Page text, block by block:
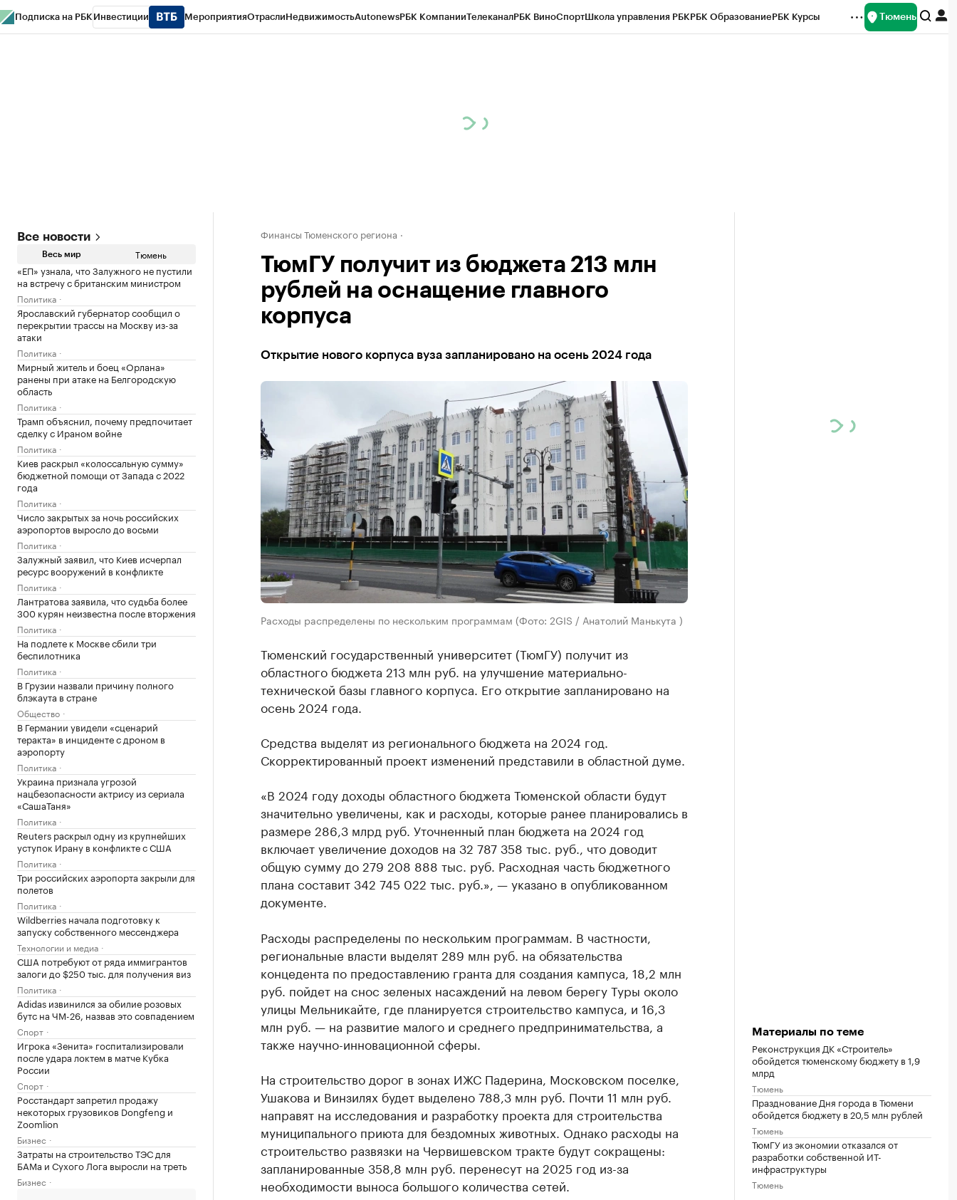
Подписка на РБК Инвестиции МероприятияОтраслиНедвижимостьAutonewsРБК КомпанииТелеканалРБК ВиноСпортШкола управления РБКРБК ОбразованиеРБК Курсы Тюмень
Все новости
Весь мир Тюмень
«ЕП» узнала, что Залужного не пустили
на встречу с британским министром
Политика
Ярославский губернатор сообщил о
перекрытии трассы на Москву из-за
атаки
Политика
Мирный житель и боец «Орлана»
ранены при атаке на Белгородскую
область
Политика
Трамп объяснил, почему предпочитает
сделку с Ираном войне
Политика
Киев раскрыл «колоссальную сумму»
бюджетной помощи от Запада с 2022
года
Политика
Число закрытых за ночь российских
аэропортов выросло до восьми
Политика
Залужный заявил, что Киев исчерпал
ресурс вооружений в конфликте
Политика
Лантратова заявила, что судьба более
300 курян неизвестна после вторжения
Политика
На подлете к Москве сбили три
беспилотника
Политика
В Грузии назвали причину полного
блэкаута в стране
Общество
В Германии увидели «сценарий
теракта» в инциденте с дроном в
аэропорту
Политика
Украина признала угрозой
нацбезопасности актрису из сериала
«СашаТаня»
Политика
Reuters раскрыл одну из крупнейших
уступок Ирану в конфликте с США
Политика
Три российских аэропорта закрыли для
полетов
Политика
Wildberries начала подготовку к
запуску собственного мессенджера
Технологии и медиа
США потребуют от ряда иммигрантов
залоги до $250 тыс. для получения виз
Политика
Adidas извинился за обилие розовых
бутс на ЧМ-26, назвав это совпадением
Спорт
Игрока «Зенита» госпитализировали
после удара локтем в матче Кубка
России
Спорт
Росстандарт запретил продажу
некоторых грузовиков Dongfeng и
Zoomlion
Бизнес
Затраты на строительство ТЭС для
БАМа и Сухого Лога выросли на треть
Бизнес
Финансы Тюменского региона
ТюмГУ получит из бюджета 213 млн
рублей на оснащение главного
корпуса
Открытие нового корпуса вуза запланировано на осень 2024 года
Расходы распределены по нескольким программам (Фото: 2GIS / Анатолий Манькута )
Тюменский государственный университет (ТюмГУ) получит из
областного бюджета 213 млн руб. на улучшение материально-
технической базы главного корпуса. Его открытие запланировано на
осень 2024 года.
Средства выделят из регионального бюджета на 2024 год.
Скорректированный проект изменений представили в областной думе.
«В 2024 году доходы областного бюджета Тюменской области будут
значительно увеличены, как и расходы, которые ранее планировались в
размере 286,3 млрд руб. Уточненный план бюджета на 2024 год
включает увеличение доходов на 32 787 358 тыс. руб., что доводит
общую сумму до 279 208 888 тыс. руб. Расходная часть бюджетного
плана составит 342 745 022 тыс. руб.», — указано в опубликованном
документе.
Расходы распределены по нескольким программам. В частности,
региональные власти выделят 289 млн руб. на обязательства
концедента по предоставлению гранта для создания кампуса, 18,2 млн
руб. пойдет на снос зеленых насаждений на левом берегу Туры около
улицы Мельникайте, где планируется строительство кампуса, и 16,3
млн руб. — на развитие малого и среднего предпринимательства, а
также научно-инновационной сферы.
На строительство дорог в зонах ИЖС Падерина, Московском поселке,
Ушакова и Винзилях будет выделено 788,3 млн руб. Почти 11 млн руб.
направят на исследования и разработку проекта для строительства
муниципального приюта для бездомных животных. Однако расходы на
строительство развязки на Червишевском тракте будут сокращены:
запланированные 358,8 млн руб. перенесут на 2025 год из-за
необходимости выноса большого количества сетей.
Материалы по теме
Реконструкция ДК «Строитель»
обойдется тюменскому бюджету в 1,9
млрд
Тюмень
Празднование Дня города в Тюмени
обойдется бюджету в 20,5 млн рублей
Тюмень
ТюмГУ из экономии отказался от
разработки собственной ИT-
инфраструктуры
Тюмень